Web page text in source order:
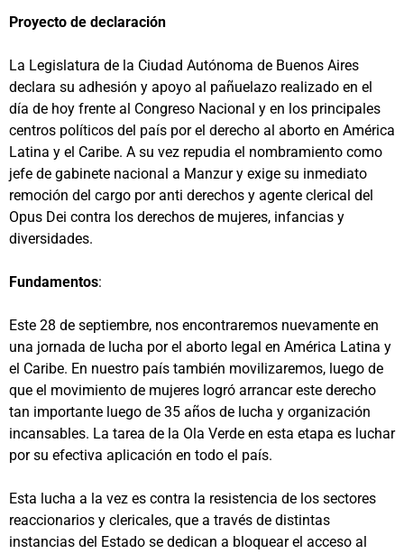
Proyecto de declaración
La Legislatura de la Ciudad Autónoma de Buenos Aires
declara su adhesión y apoyo al pañuelazo realizado en el
día de hoy frente al Congreso Nacional y en los principales
centros políticos del país por el derecho al aborto en América
Latina y el Caribe. A su vez repudia el nombramiento como
jefe de gabinete nacional a Manzur y exige su inmediato
remoción del cargo por anti derechos y agente clerical del
Opus Dei contra los derechos de mujeres, infancias y
diversidades.
Fundamentos:
Este 28 de septiembre, nos encontraremos nuevamente en
una jornada de lucha por el aborto legal en América Latina y
el Caribe. En nuestro país también movilizaremos, luego de
que el movimiento de mujeres logró arrancar este derecho
tan importante luego de 35 años de lucha y organización
incansables. La tarea de la Ola Verde en esta etapa es luchar
por su efectiva aplicación en todo el país.
Esta lucha a la vez es contra la resistencia de los sectores
reaccionarios y clericales, que a través de distintas
instancias del Estado se dedican a bloquear el acceso al